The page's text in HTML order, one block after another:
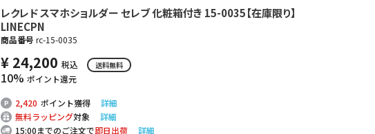
レクレド スマホショルダー セレブ 化粧箱付き 15-0035【在庫限り】
LINECPN
商品番号 rc-15-0035
¥ 24,200 税込 送料無料
10% ポイント還元
2,420 ポイント獲得
詳細
無料ラッピング対象
詳細
15:00までのご注文で即日出荷 詳細